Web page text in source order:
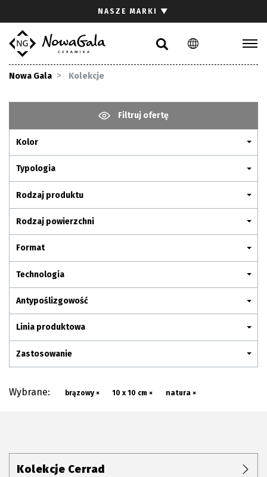
PL EN
NASZE MARKI ▼
Nowa Gala Kolekcje
Filtruj ofertę
Kolor
Typologia
Rodzaj produktu
Rodzaj powierzchni
Format
Technologia
Antypoślizgowość
Linia produktowa
Zastosowanie
Wybrane: brązowy × 10 x 10 cm × natura ×
Kolekcje Cerrad
Gdzie kupić
Pliki do pobrania
Pytania i odpowiedzi
Kariera
Kontakt
Komunikacja z akcjonariuszami